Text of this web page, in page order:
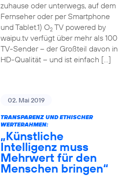
zuhause oder unterwegs, auf dem
Fernseher oder per Smartphone
und Tablet.1) O2TV powered by
waipu.tv verfügt über mehr als 100
TV-Sender – der Großteil davon in
HD-Qualität – und ist einfach […]
02. Mai 2019
TRANSPARENZ UND ETHISCHER
WERTERAHMEN:
„Künstliche
Intelligenz muss
Mehrwert für den
Menschen bringen“